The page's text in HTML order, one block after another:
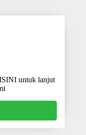
untuk lanjut